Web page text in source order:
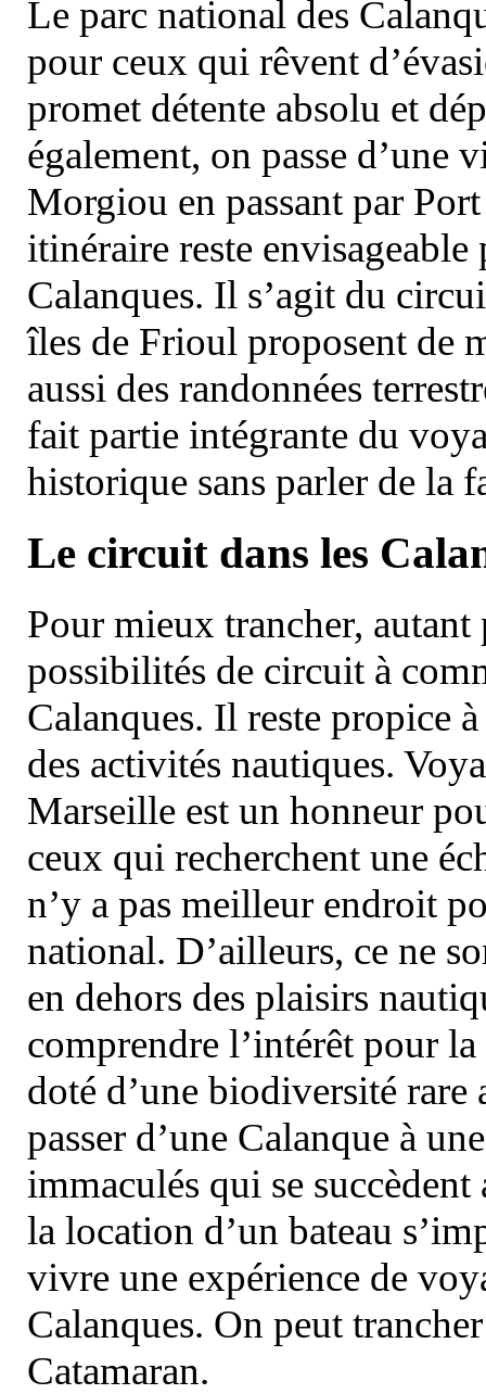
Le parc national des
pour ceux qui rêvent
promet détente absolu et
également, on passe d’une
Morgiou en passant par
itinéraire reste
Calanques. Il s’agit du
îles de Frioul proposent de
aussi des randonnées
fait partie intégrante du
historique sans parler de la
Le circuit dans les
Pour mieux trancher, autant
possibilités de circuit à
Calanques. Il reste propice
des activités nautiques.
Marseille est un honneur
ceux qui recherchent une
n’y a pas meilleur endroit
national. D’ailleurs, ce ne
en dehors des plaisirs
comprendre l’intérêt pour
doté d’une biodiversité
passer d’une Calanque à
immaculés qui se
la location d’un bateau
vivre une expérience de
Calanques. On peut
Catamaran.